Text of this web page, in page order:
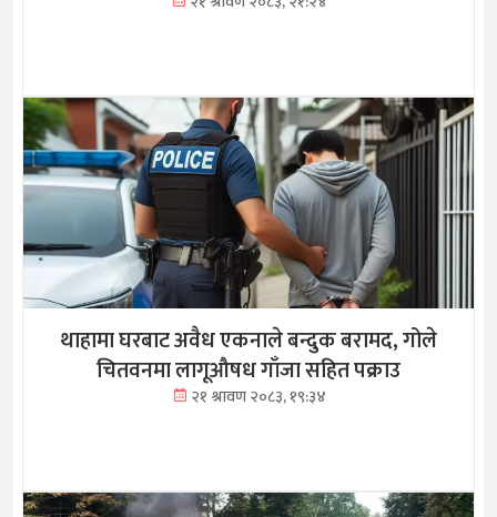
थाहामा घरबाट अवैध एकनाले बन्दुक बरामद, गोले
चितवनमा लागूऔषध गाँजा सहित पक्राउ
२१ श्रावण २०८३, १९:३४